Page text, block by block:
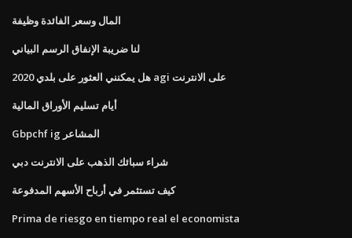
المال وسعر الفائدة وظيفة
لنا ضريبة الإنفاق الرسم البياني
هل يمكنني العثور على بلدي 2020 agi على الانترنت
أيام تسليم الأوراق المالية
Gbpchf ig المشاعر
شراء سبائك الذهب على الانترنت دبي
كيف تستثمر في أرباح الأسهم المدفوعة
Prima de riesgo en tiempo real el economista